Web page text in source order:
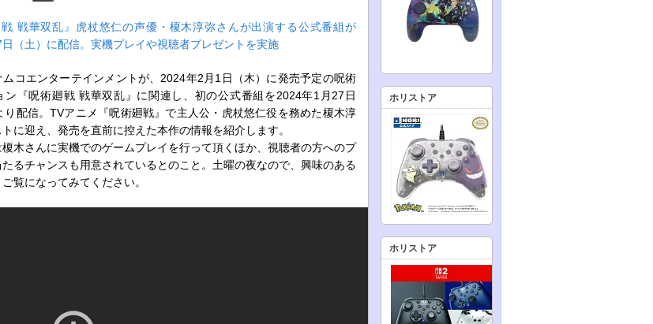
戦 戦華双乱』虎杖悠仁の声優・榎木淳弥さんが出演する公式番組が
（土）に配信。実機プレイや視聴者プレゼントを実施
コエンターテインメントが、2024年2月1日（木）に発売予定の呪術
ン『呪術廻戦 戦華双乱』に関連し、初の公式番組を2024年1月27日
り配信。TVアニメ『呪術廻戦』で主人公・虎杖悠仁役を務めた榎木淳
に迎え、発売を直前に控えた本作の情報を紹介します。
木さんに実機でのゲームプレイを行って頂くほか、視聴者の方へのプ
たるチャンスも用意されているとのこと。土曜の夜なので、興味のある
覧になってみてください。
ホリストア
ホリストア